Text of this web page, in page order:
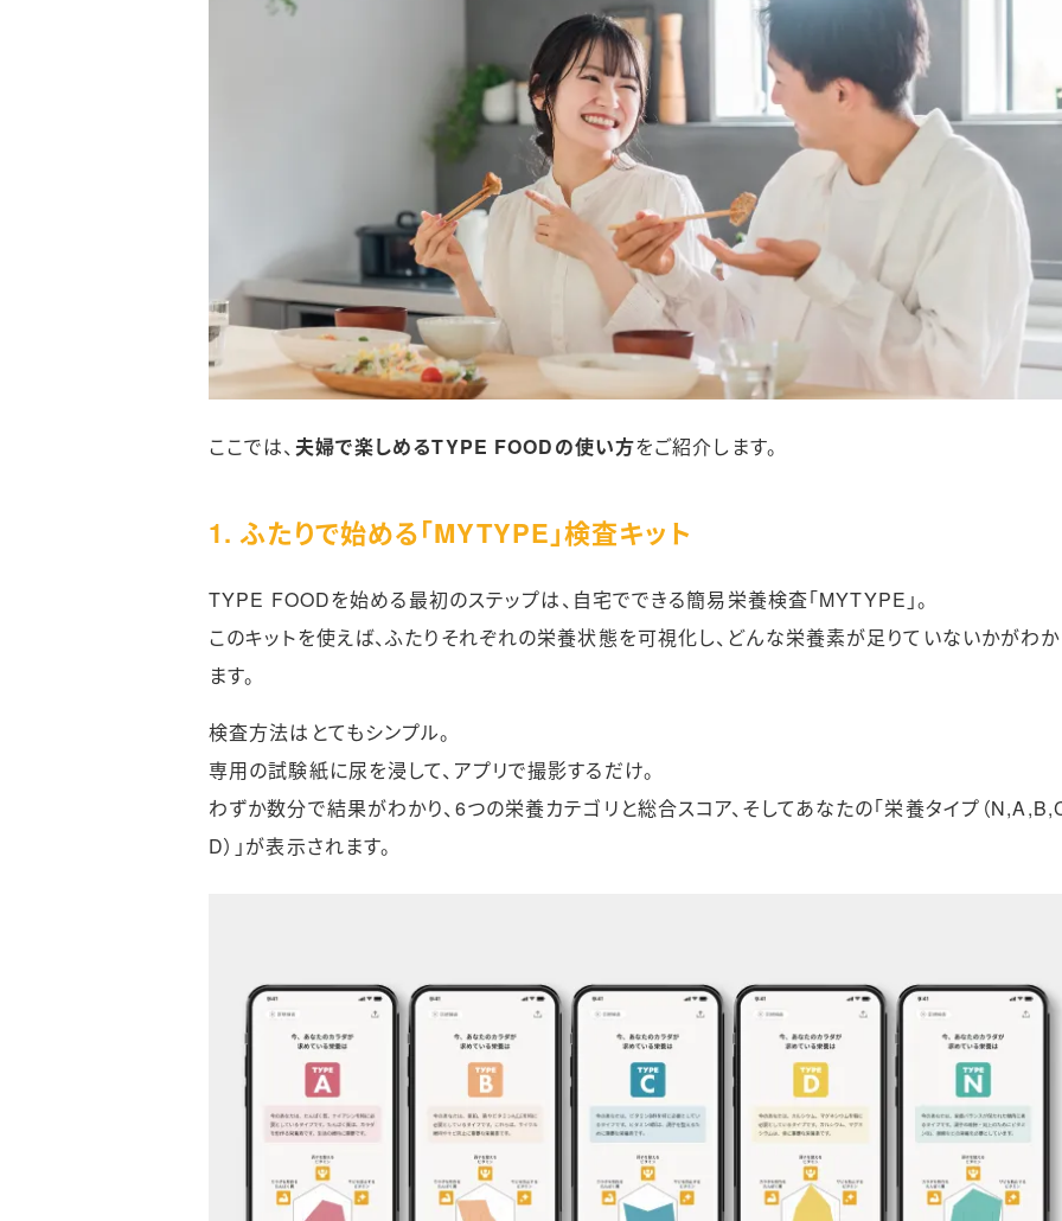
ここでは、 夫婦で楽しめるTYPE FOODの使い方をご紹介します。
1. ふたりで始める「MYTYPE」検査キット
TYPE FOODを始める最初のステップは、自宅でできる簡易栄養検査「MYTYPE」。
このキットを使えば、ふたりそれぞれの栄養状態を可視化し、どんな栄養素が足りていないかがわ
ます。
検査方法はとてもシンプル。
専用の試験紙に尿を浸して、アプリで撮影するだけ。
わずか数分で結果がわかり、6つの栄養カテゴリと総合スコア、そしてあなたの「栄養タイプ（
D）」が表示されます。